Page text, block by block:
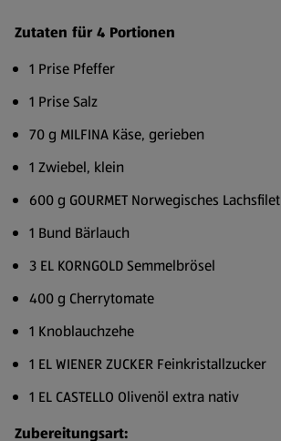
Zutaten für 4 Portionen
1 Prise Pfeffer
1 Prise Salz
70 g MILFINA Käse, gerieben
1 Zwiebel, klein
600 g GOURMET Norwegisches Lachsfilet
1 Bund Bärlauch
3 EL KORNGOLD Semmelbrösel
400 g Cherrytomate
1 Knoblauchzehe
1 EL WIENER ZUCKER Feinkristallzucker
1 EL CASTELLO Olivenöl extra nativ
Zubereitungsart: